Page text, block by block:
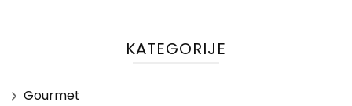
KATEGORIJE
Gourmet